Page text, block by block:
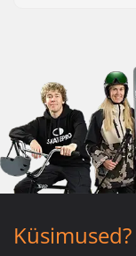
Küsimused?